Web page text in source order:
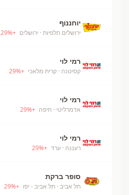
יוחננוף
ירושלים תלפיות · ירושלים +
29%
רמי לוי
קסיטנה · קרית מלאכי +
29%
רמי לוי
אדמרליטי · חיפה +
29%
רמי לוי
רעננה · ערד +
29%
סופר ברקת
תל אביב · תל אביב - יפו +
29%